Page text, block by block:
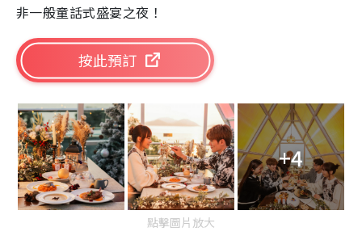
非一般童話式盛宴之夜！
按此預訂
+4
點擊圖片放大